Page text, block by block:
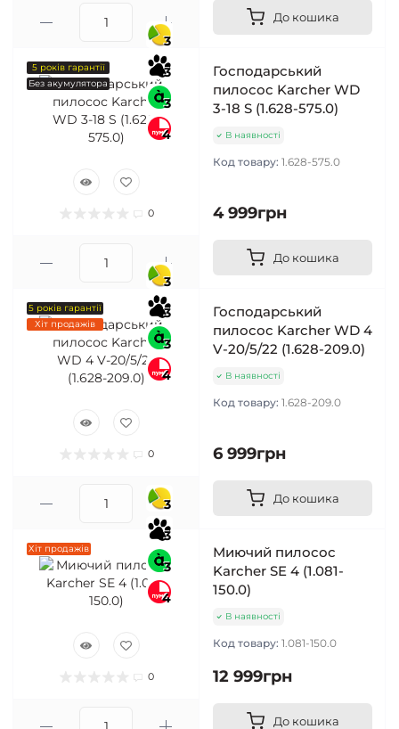
До кошика
5 років гарантії
Без акумулятора
3
3
3
4
0
Господарський
пилосос Karcher WD
3-18 S (1.628-575.0)
В наявності
Код товару: 1.628-575.0
4 999грн
До кошика
5 років гарантії
Хіт продажів
3
3
3
4
0
Господарський
пилосос Karcher WD 4
V-20/5/22 (1.628-209.0)
В наявності
Код товару: 1.628-209.0
6 999грн
До кошика
Хіт продажів
3
3
3
4
0
Миючий пилосос
Karcher SE 4 (1.081-
150.0)
В наявності
Код товару: 1.081-150.0
12 999грн
До кошика